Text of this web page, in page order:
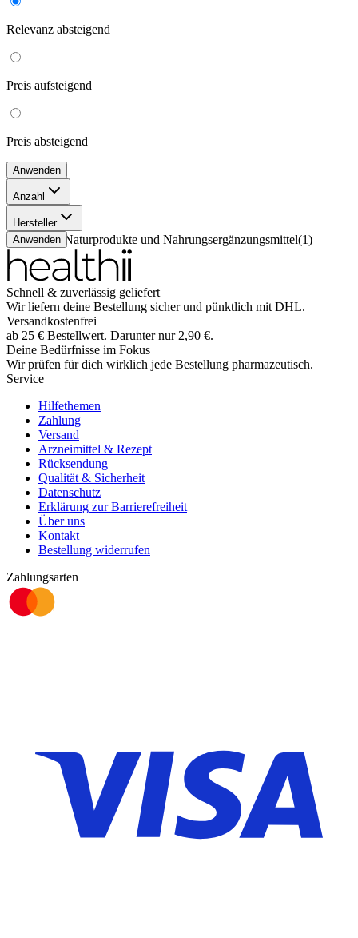
Relevanz absteigend
Preis aufsteigend
Preis absteigend
Anwenden
Anzahl
30 Stück (1
Hersteller
Seviton Naturprodukte und Nahrungsergänzungsmittel(1)
Anwenden
Schnell & zuverlässig geliefert
Wir liefern deine Bestellung sicher und pünktlich mit DHL.
Versandkostenfrei
ab 25 € Bestellwert. Darunter nur 2,90 €.
Deine Bedürfnisse im Fokus
Wir prüfen für dich wirklich jede Bestellung pharmazeutisch.
Service
Hilfethemen
Zahlung
Versand
Arzneimittel & Rezept
Rücksendung
Qualität & Sicherheit
Datenschutz
Erklärung zur Barrierefreiheit
Über uns
Kontakt
Bestellung widerrufen
Zahlungsarten